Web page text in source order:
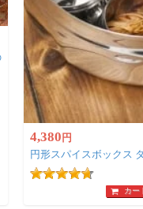
4,380 円
円形スパイスボックス
カー